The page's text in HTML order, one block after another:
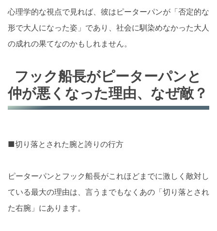
心理学的な視点で見れば、彼はピーターパンが「否定的な
形で大人になった姿」であり、社会に馴染めなかった大人
の成れの果てなのかもしれません。
フック船長がピーターパンと
仲が悪くなった理由、なぜ敵？
■切り落とされた腕と誇りの行方
ピーターパンとフック船長がこれほどまでに激しく敵対し
ている最大の理由は、言うまでもなくあの「切り落とされ
た右腕」にあります。